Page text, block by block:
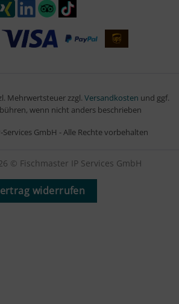
Mehrwertsteuer zzgl. Versandkosten und ggf.
wenn nicht anders beschrieben
GmbH - Alle Rechte vorbehalten
© Fischmaster IP Services GmbH
widerrufen